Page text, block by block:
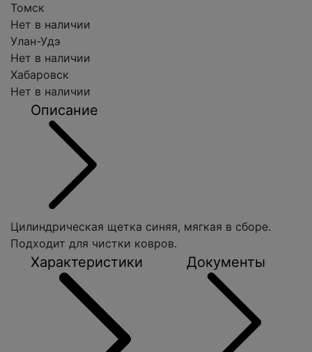
Томск
Нет в наличии
Улан-Удэ
Нет в наличии
Хабаровск
Нет в наличии
Описание
Цилиндрическая щетка синяя, мягкая в сборе.
Подходит для чистки ковров.
Характеристики Документы